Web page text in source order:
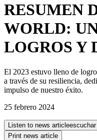
RESUMEN
WORLD:
LOGROS Y
El 2023 estuvo lleno de
a través de su resiliencia,
impulso de nuestro éxito.
25 febrero 2024
Listen to news articleescuchar
Print news article